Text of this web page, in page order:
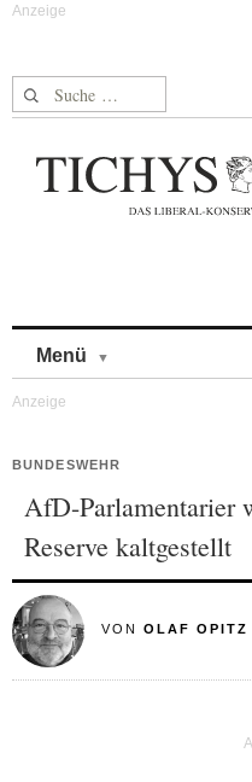
Suche nach:
Menü
BUNDESWEHR
AfD-Parlamentarier
Reserve kaltgestellt
VON OLAF OPITZ